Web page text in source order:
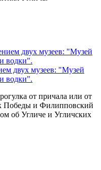
двух музеев: "Музей
водки".
от причала или от
Победы и Филипповский
об Угличе и Угличских